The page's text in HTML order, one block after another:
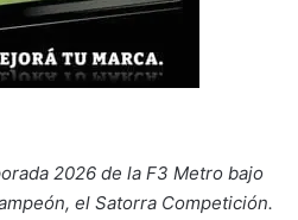
2026 de la F3 Metro bajo
el Satorra Competición.